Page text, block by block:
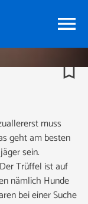
menu
bookmark_border
muss
geht am besten
sein.
Trüffel ist auf
nämlich Hunde
bei einer Suche